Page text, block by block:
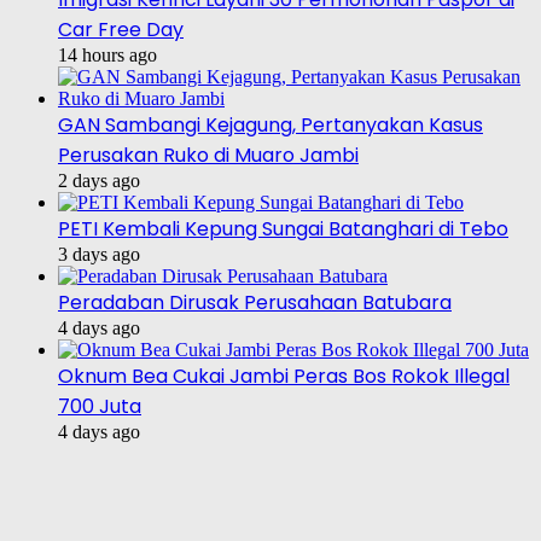
Car Free Day
14 hours ago
GAN Sambangi Kejagung, Pertanyakan Kasus
Perusakan Ruko di Muaro Jambi
2 days ago
PETI Kembali Kepung Sungai Batanghari di Tebo
3 days ago
Peradaban Dirusak Perusahaan Batubara
4 days ago
Oknum Bea Cukai Jambi Peras Bos Rokok Illegal
700 Juta
4 days ago